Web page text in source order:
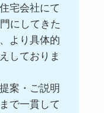
宅会社にて
にしてきた
より具体的
しておりま
案・ご説明
で一貫して